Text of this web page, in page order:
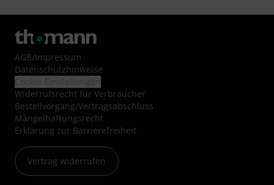
AGB/Impressum
Datenschutzhinweise
Widerrufsrecht für Verbraucher
Bestellvorgang/Vertragsabschluss
Mängelhaftungsrecht
Erklärung zur Barrierefreiheit
Vertrag widerrufen